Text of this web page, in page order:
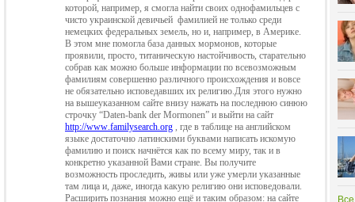
которой, например, я смогла найти своих однофамильцев с
чисто украинской девичьей фамилией не только среди
немецких федеральных земель, но и, например, в Америке.
В этом мне помогла база данных мормонов, которые
проявили, просто, титаническую настойчивость, старательно
собрав как можно больше информации по всевозможным
фамилиям совершенно различного происхождения и вовсе
не обязательно исповедавших их религию.Для этого нужно
на вышеуказанном сайте внизу нажать на последнюю синюю
строчку “Daten-bank der Mormonen” и выйти на сайт
http://www.familysearch.org , где в таблице на английском
языке достаточно латинскими буквами написать искомую
фамилию и поиск начнётся как по всему миру, так и в
конкретно указанной Вами стране. Вы получите
возможность проследить, живы или уже умерли указанные
там лица и, даже, иногда какую религию они исповедовали.
Расширить познания можно ещё и таким образом: на сайте